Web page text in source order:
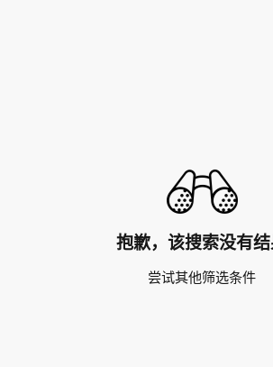
抱歉，该搜索没有
尝试其他筛选条件